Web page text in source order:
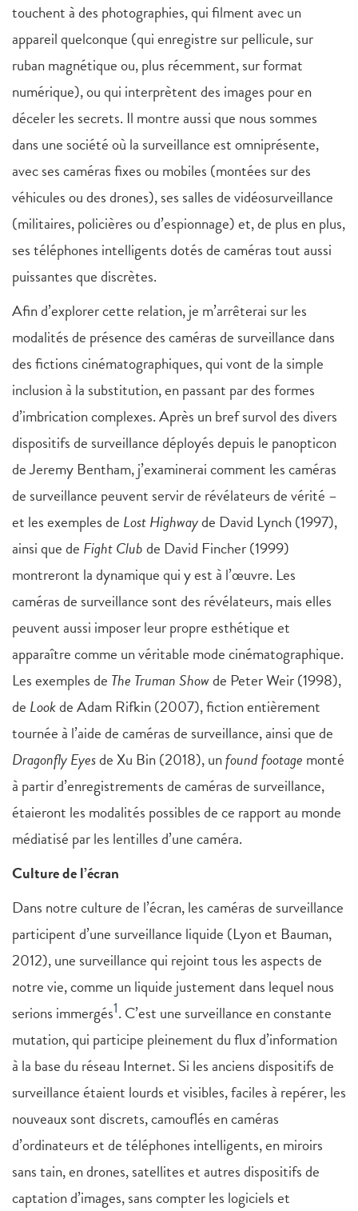
touchent à des photographies, qui filment avec un
appareil quelconque (qui enregistre sur pellicule, sur
ruban magnétique ou, plus récemment, sur format
numérique), ou qui interprètent des images pour en
déceler les secrets. Il montre aussi que nous sommes
dans une société où la surveillance est omniprésente,
avec ses caméras fixes ou mobiles (montées sur des
véhicules ou des drones), ses salles de vidéosurveillance
(militaires, policières ou d’espionnage) et, de plus en plus,
ses téléphones intelligents dotés de caméras tout aussi
puissantes que discrètes.
Afin d’explorer cette relation, je m’arrêterai sur les
modalités de présence des caméras de surveillance dans
des fictions cinématographiques, qui vont de la simple
inclusion à la substitution, en passant par des formes
d’imbrication complexes. Après un bref survol des divers
dispositifs de surveillance déployés depuis le panopticon
de Jeremy Bentham, j’examinerai comment les caméras
de surveillance peuvent servir de révélateurs de vérité –
et les exemples de Lost Highwayde David Lynch (1997),
ainsi que de Fight Clubde David Fincher (1999)
montreront la dynamique qui y est à l’œuvre. Les
caméras de surveillance sont des révélateurs, mais elles
peuvent aussi imposer leur propre esthétique et
apparaître comme un véritable mode cinématographique.
Les exemples de The Truman Showde Peter Weir (1998),
de Lookde Adam Rifkin (2007), fiction entièrement
tournée à l’aide de caméras de surveillance, ainsi que de
Dragonfly Eyesde Xu Bin (2018), unfound footage monté
à partir d’enregistrements de caméras de surveillance,
étaieront les modalités possibles de ce rapport au monde
médiatisé par les lentilles d’une caméra.
Culture de l’écran
Dans notre culture de l’écran, les caméras de surveillance
participent d’une surveillance liquide (Lyon et Bauman,
2012), une surveillance qui rejoint tous les aspects de
notre vie, comme un liquide justement dans lequel nous
serions immergés1. C’est une surveillance en constante
mutation, qui participe pleinement du flux d’information
à la base du réseau Internet. Si les anciens dispositifs de
surveillance étaient lourds et visibles, faciles à repérer, les
nouveaux sont discrets, camouflés en caméras
d’ordinateurs et de téléphones intelligents, en miroirs
sans tain, en drones, satellites et autres dispositifs de
captation d’images, sans compter les logiciels et